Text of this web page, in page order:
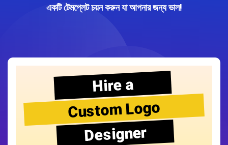
একটি টেমপ্লেট চয়ন করুন যা আপনার জন্য ভাল!
Hire a
Custom Logo
Designer